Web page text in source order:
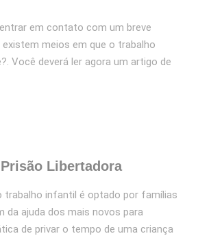
em contato com um breve
meios em que o trabalho
Você deverá ler agora um artigo de
Libertadora
trabalho infantil é optado por famílias
da ajuda dos mais novos para
de privar o tempo de uma criança